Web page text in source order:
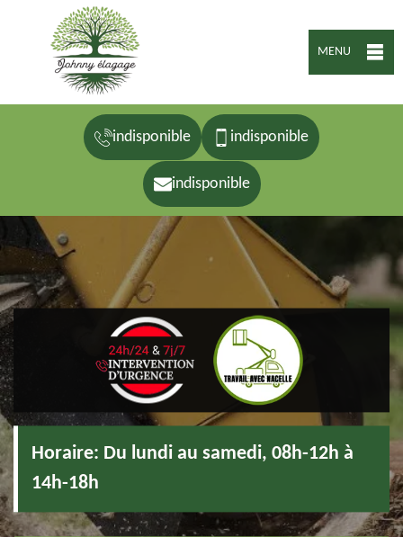
MENU
indisponible indisponible
indisponible
Horaire: Du lundi au samedi, 08h-12h à
14h-18h